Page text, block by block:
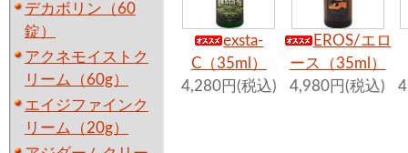
デカボリン（60
錠）
アクネモイストク
リーム（60g）
エイジファインク
リーム（20g）
exsta-
C（35ml）
4,280円(税込)
EROS/エロ
ース（35ml）
4,980円(税込)